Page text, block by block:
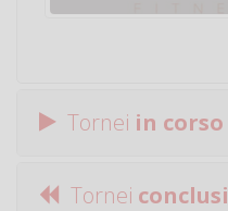
Tornei in corso
Tornei conclusi